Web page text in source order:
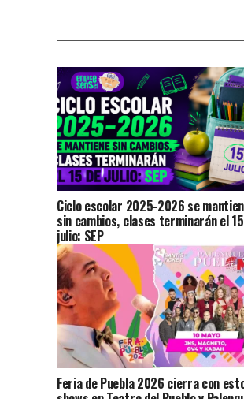
Ciclo escolar 2025-2026 se
sin cambios, clases terminarán el
julio: SEP
Feria de Puebla 2026 cierra con